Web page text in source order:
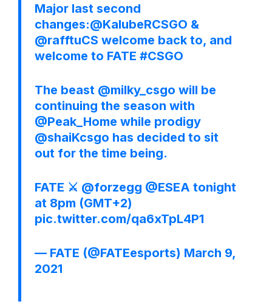
Major last second
changes:@KalubeRCSGO &
@rafftuCS welcome back to, and
welcome to FATE #CSGO
The beast @milky_csgo will be
continuing the season with
@Peak_Home while prodigy
@shaiKcsgo has decided to sit
out for the time being.
FATE ⚔️ @forzegg @ESEA tonight
at 8pm (GMT+2)
pic.twitter.com/qa6xTpL4P1
— FATE (@FATEesports) March 9,
2021